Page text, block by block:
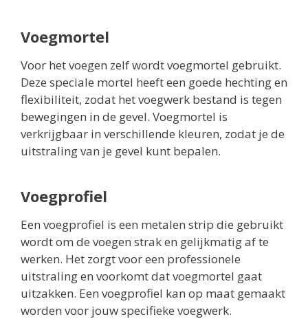
Voegmortel
Voor het voegen zelf wordt voegmortel gebruikt.
Deze speciale mortel heeft een goede hechting en
flexibiliteit, zodat het voegwerk bestand is tegen
bewegingen in de gevel. Voegmortel is
verkrijgbaar in verschillende kleuren, zodat je de
uitstraling van je gevel kunt bepalen.
Voegprofiel
Een voegprofiel is een metalen strip die gebruikt
wordt om de voegen strak en gelijkmatig af te
werken. Het zorgt voor een professionele
uitstraling en voorkomt dat voegmortel gaat
uitzakken. Een voegprofiel kan op maat gemaakt
worden voor jouw specifieke voegwerk.